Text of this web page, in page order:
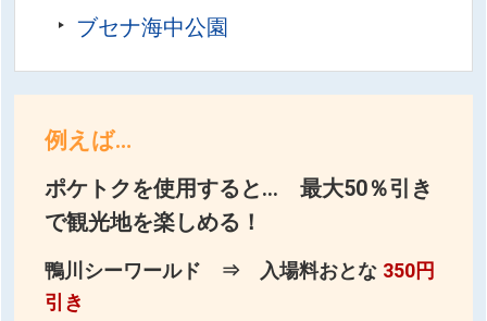
ブセナ海中公園
例えば…
ポケトクを使用すると… 最大50％引き
で観光地を楽しめる！
鴨川シーワールド ⇒ 入場料おとな 350円
引き